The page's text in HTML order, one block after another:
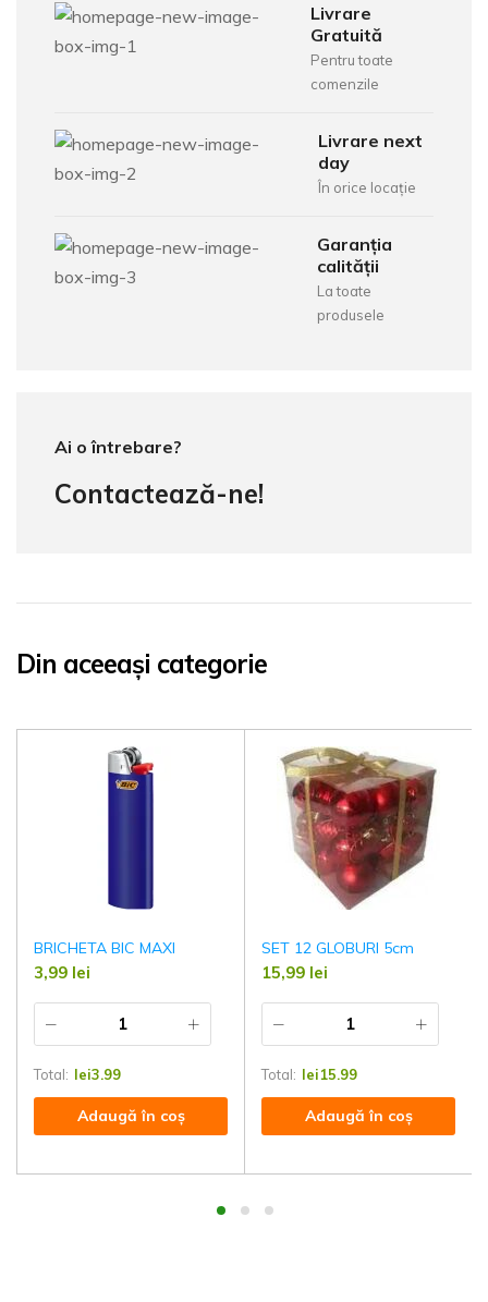
Livrare
Gratuită
Pentru toate
comenzile
Livrare next
day
În orice locație
Garanția
calității
La toate
produsele
Ai o întrebare?
Contactează-ne!
Din aceeași categorie
BRICHETA BIC MAXI
3,99 lei
Total: lei3.99
Adaugă în coș
SET 12 GLOBURI 5cm
15,99 lei
Total: lei15.99
Adaugă în coș